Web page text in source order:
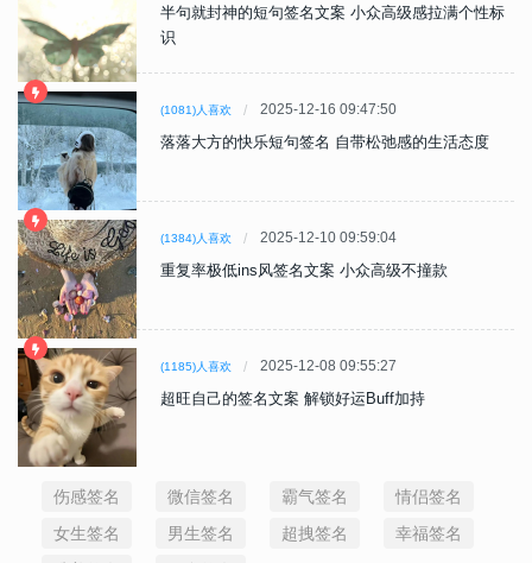
半句就封神的短句签名文案 小众高级感拉满个性标
识
(1081)人喜欢 2025-12-16 09:47:50
落落大方的快乐短句签名 自带松弛感的生活态度
(1384)人喜欢 2025-12-10 09:59:04
重复率极低ins风签名文案 小众高级不撞款
(1185)人喜欢 2025-12-08 09:55:27
超旺自己的签名文案 解锁好运Buff加持
伤感签名 微信签名 霸气签名
情侣签名
女生签名
男生签名 超拽签名
幸福签名